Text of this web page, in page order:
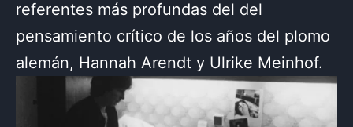
referentes más profundas del del
pensamiento crítico de los años del plomo
alemán, Hannah Arendt y Ulrike Meinhof.